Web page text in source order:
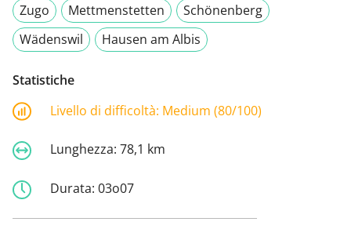
Zugo
Mettmenstetten
Schönenberg
Wädenswil
Hausen am Albis
Statistiche
Livello di difficoltà: Medium (80/100)
Lunghezza: 78,1 km
Durata: 03o07